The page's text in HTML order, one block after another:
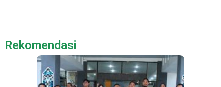
Rekomendasi